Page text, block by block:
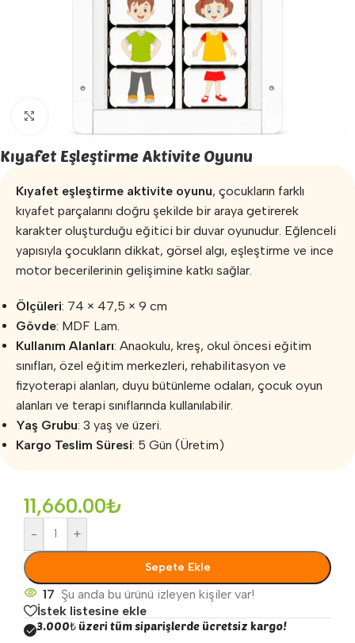
Kıyafet Eşleştirme Aktivite Oyunu
Kıyafet eşleştirme aktivite oyunu, çocukların farklı
kıyafet parçalarını doğru şekilde bir araya getirerek
karakter oluşturduğu eğitici bir duvar oyunudur. Eğlenceli
yapısıyla çocukların dikkat, görsel algı, eşleştirme ve ince
motor becerilerinin gelişimine katkı sağlar.
Ölçüleri: 74 × 47,5 × 9 cm
Gövde: MDF Lam.
Kullanım Alanları: Anaokulu, kreş, okul öncesi eğitim
sınıfları, özel eğitim merkezleri, rehabilitasyon ve
fizyoterapi alanları, duyu bütünleme odaları, çocuk oyun
alanları ve terapi sınıflarında kullanılabilir.
Yaş Grubu: 3 yaş ve üzeri.
Kargo Teslim Süresi: 5 Gün (Üretim)
11,660.00₺
- +
Sepete Ekle
17 Şu anda bu ürünü izleyen kişiler var!
İstek listesine ekle
3.000₺ üzeri tüm siparişlerde ücretsiz kargo!